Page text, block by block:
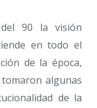
90 la visión
en todo el
de la época,
algunas
de la